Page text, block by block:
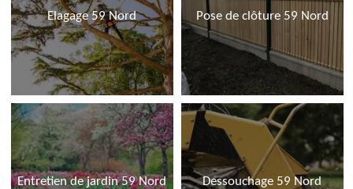
Elagage 59 Nord Pose de clôture 59 Nord
Entretien de jardin 59 Nord Dessouchage 59 Nord